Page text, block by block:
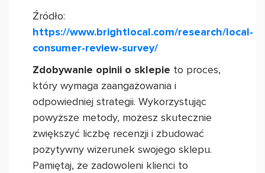
Źródło:
https://www.brightlocal.com/research/local-
consumer-review-survey/
Zdobywanie opinii o sklepie to proces,
który wymaga zaangażowania i
odpowiedniej strategii. Wykorzystując
powyższe metody, możesz skutecznie
zwiększyć liczbę recenzji i zbudować
pozytywny wizerunek swojego sklepu.
Pamiętaj, że zadowoleni klienci to